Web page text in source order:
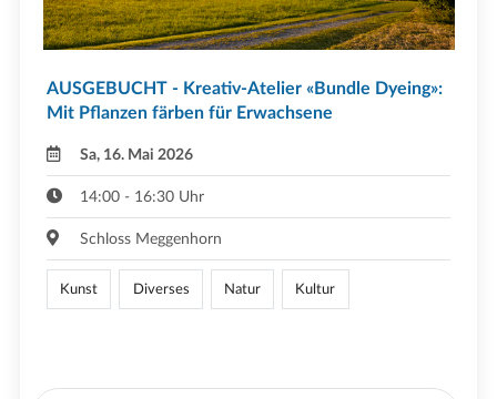
AUSGEBUCHT - Kreativ-Atelier «Bundle Dyeing»:
Mit Pflanzen färben für Erwachsene
Sa, 16. Mai 2026
14:00 - 16:30 Uhr
Schloss Meggenhorn
Kunst Diverses Natur Kultur